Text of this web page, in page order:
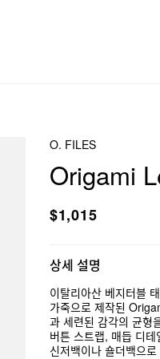
O. FILES
Origami
$1,015
상세 설명
이탈리아산 베지터블
가죽으로 제작된
과 세련된 감각의 균형
버튼 스트랩, 매듭 디
신저백이나 숄더백으